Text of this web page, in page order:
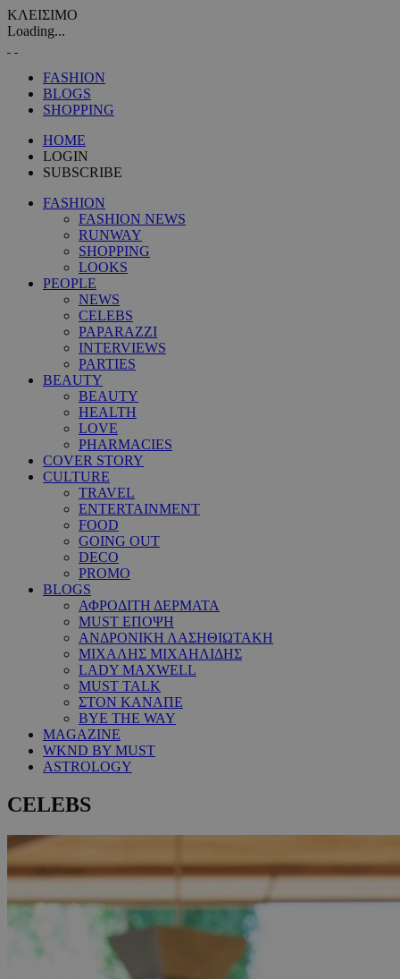
ΚΛΕΙΣΙΜΟ
Loading...
FASHION
BLOGS
SHOPPING
HOME
LOGIN
SUBSCRIBE
FASHION
FASHION NEWS
RUNWAY
SHOPPING
LOOKS
PEOPLE
NEWS
CELEBS
PAPARAZZI
INTERVIEWS
PARTIES
BEAUTY
BEAUTY
HEALTH
LOVE
PHARMACIES
COVER STORY
CULTURE
TRAVEL
ENTERTAINMENT
FOOD
GOING OUT
DECO
PROMO
BLOGS
ΑΦΡΟΔΙΤΗ ΔΕΡΜΑΤΑ
MUST ΕΠΟΨΗ
ΑΝΔΡΟΝΙΚΗ ΛΑΣΗΘΙΩΤΑΚΗ
ΜΙΧΑΛΗΣ ΜΙΧΑΗΛΙΔΗΣ
LADY MAXWELL
MUST TALK
ΣΤΟΝ ΚΑΝΑΠΕ
BYE THE WAY
MAGAZINE
WKND BY MUST
ASTROLOGY
CELEBS